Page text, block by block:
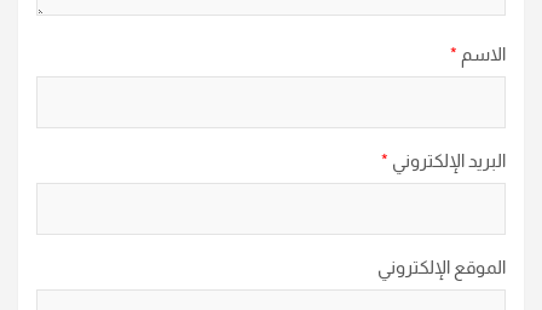
الاسم *
البريد الإلكتروني *
الموقع الإلكتروني